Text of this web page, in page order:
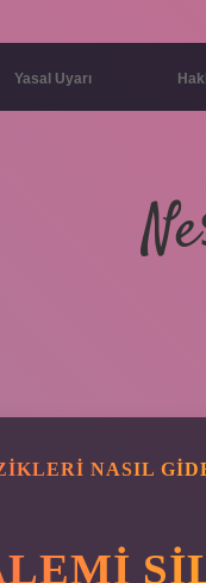
Yasal Uyarı
NASIL